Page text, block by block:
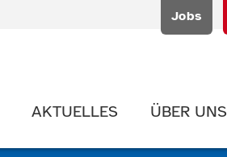
Jobs
AKTUELLES ÜBER UNS